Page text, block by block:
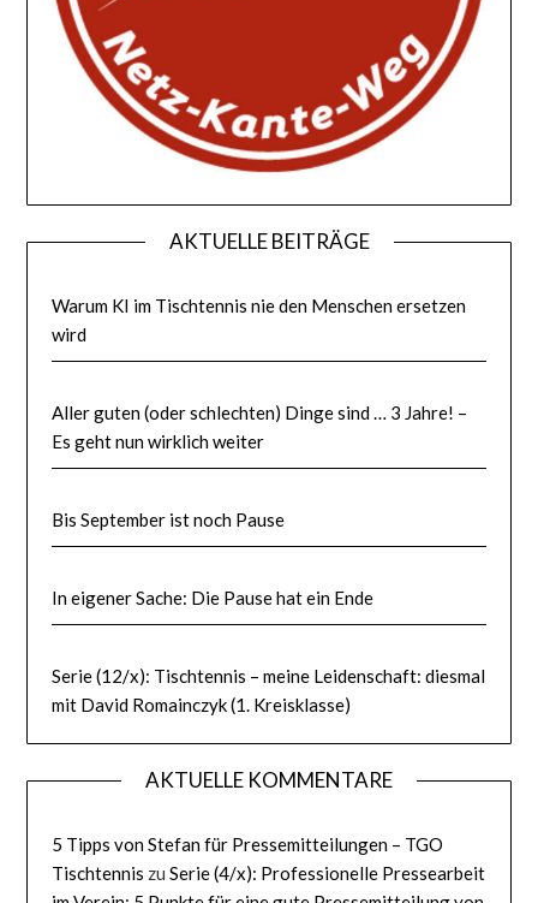
AKTUELLE BEITRÄGE
Warum KI im Tischtennis nie den Menschen ersetzen
wird
Aller guten (oder schlechten) Dinge sind … 3 Jahre! –
Es geht nun wirklich weiter
Bis September ist noch Pause
In eigener Sache: Die Pause hat ein Ende
Serie (12/x): Tischtennis – meine Leidenschaft: diesmal
mit David Romainczyk (1. Kreisklasse)
AKTUELLE KOMMENTARE
5 Tipps von Stefan für Pressemitteilungen – TGO
Tischtennis zuSerie (4/x): Professionelle Pressearbeit